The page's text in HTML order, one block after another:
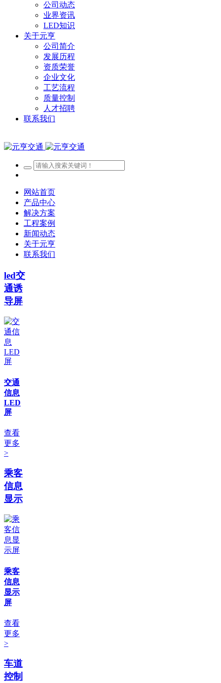
公司动态
业界资讯
LED知识
关于元亨
公司简介
发展历程
资质荣誉
企业文化
工艺流程
质量控制
人才招聘
联系我们
网站首页
产品中心
解决方案
工程案例
新闻动态
关于元亨
联系我们
led交
通诱
导屏
交通
信息
LED
屏
查看
更多
>
乘客
信息
显示
乘客
信息
显示
屏
查看
更多
>
车道
控制